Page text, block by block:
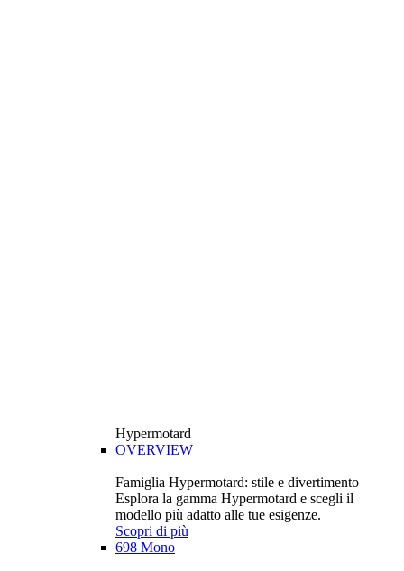
Hypermotard
OVERVIEW
Famiglia Hypermotard: stile e divertimento
Esplora la gamma Hypermotard e scegli il
modello più adatto alle tue esigenze.
Scopri di più
698 Mono